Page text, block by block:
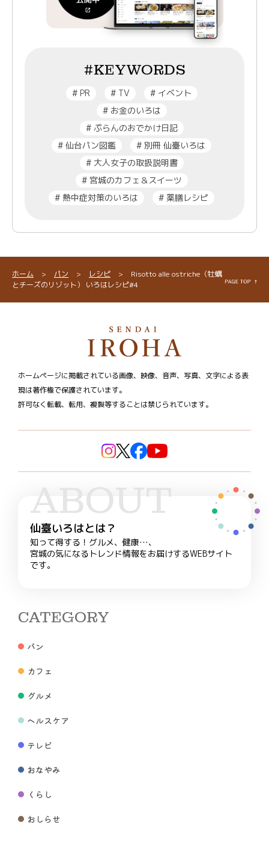
#KEYWORDS
#PR #TV #イベント
#お金のいろは
#ぷらんのおでかけ日記
# 仙台パン図鑑 # 別冊 仙臺いろは
#大人女子の取扱説明書
#宮城のカフェ＆スイーツ
# 熱中症対策のいろは # 薬膳レシピ
ホーム > パン > レシピ >
Risotto alle ostriche（牡蠣
とチーズのリゾット） いろはレシピ#4
ホームページに掲載されている画像、映像、音声、写真、文字による表
現は著作権で保護されています。
許可なく転載、転用、複製等することは禁じられています。
ABOUT
仙臺いろはとは？
知って得する！グルメ、健康…、
宮城の気になるトレンド情報をお届けするWEBサイト
です。
CATEGORY
パン
カフェ
グルメ
ヘルスケア
テレビ
おなやみ
くらし
おしらせ